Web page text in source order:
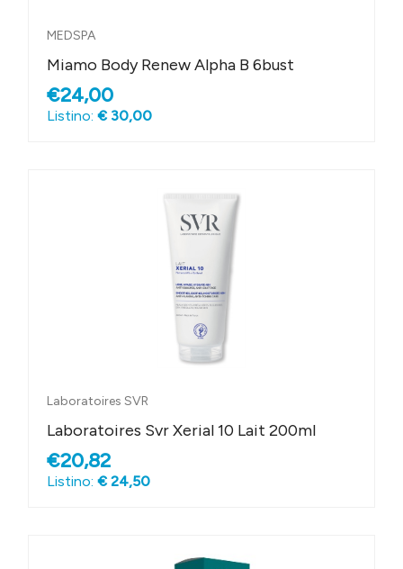
MEDSPA
Miamo Body Renew Alpha B 6bust
€24,00
Listino: € 30,00
Laboratoires SVR
Laboratoires Svr Xerial 10 Lait 200ml
€20,82
Listino: € 24,50